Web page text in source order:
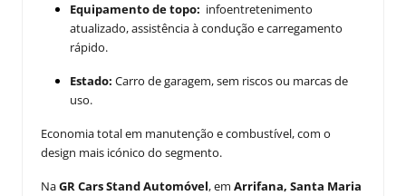
Equipamento de topo: infoentretenimento
atualizado, assistência à condução e carregamento
rápido.
Estado: Carro de garagem, sem riscos ou marcas de
uso.
Economia total em manutenção e combustível, com o
design mais icónico do segmento.
NaGR Cars Stand Automóvel, em Arrifana, Santa Maria